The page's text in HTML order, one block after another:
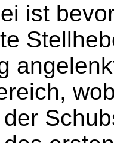
ist